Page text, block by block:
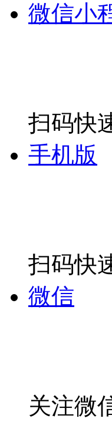
微信小
扫码快
手机版
扫码快
微信
关注微